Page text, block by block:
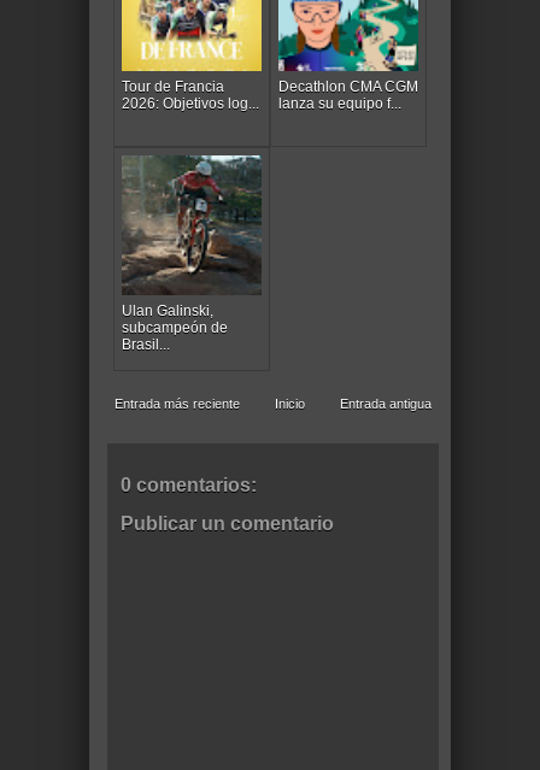
Tour de Francia
2026: Objetivos log...
Decathlon CMA CGM
lanza su equipo f...
Ulan Galinski,
subcampeón de
Brasil...
Entrada más reciente Entrada antigua
Inicio
0 comentarios:
Publicar un comentario